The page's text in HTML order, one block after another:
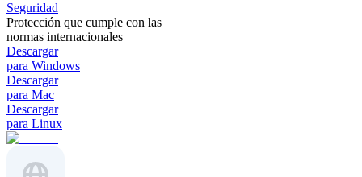
Seguridad
Protección que cumple con las
normas internacionales
Descargar
para Windows
Descargar
para Mac
Descargar
para Linux